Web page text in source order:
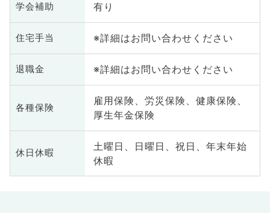
学会補助 有り
住宅手当 ※詳細はお問い合わせください
退職金 ※詳細はお問い合わせください
各種保険
雇用保険、労災保険、健康保険、
厚生年金保険
休日休暇
土曜日、日曜日、祝日、年末年始
休暇